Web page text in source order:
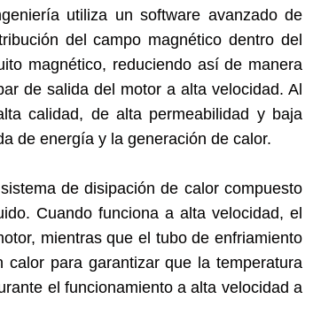
utiliza un software avanzado de
del campo magnético dentro del
magnético, reduciendo así de manera
de salida del motor a alta velocidad. Al
calidad, de alta permeabilidad y baja
de energía y la generación de calor.
de disipación de calor compuesto
Cuando funciona a alta velocidad, el
mientras que el tubo de enfriamiento
para garantizar que la temperatura
el funcionamiento a alta velocidad a